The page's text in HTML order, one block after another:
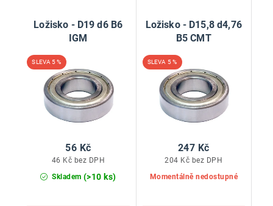
Ložisko - D19 d6 B6
IGM
5 %
Skladem (>10 ks)
46 Kč bez DPH
56 Kč
Ložisko - D15,8 d4,76
B5 CMT
5 %
Momentálně nedostupné
204 Kč bez DPH
247 Kč